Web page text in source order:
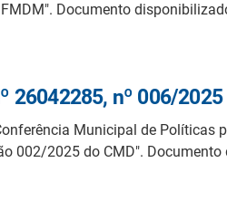
Documento
26042285, nº 006/2025
Municipal de Políticas
002/2025 do CMD".